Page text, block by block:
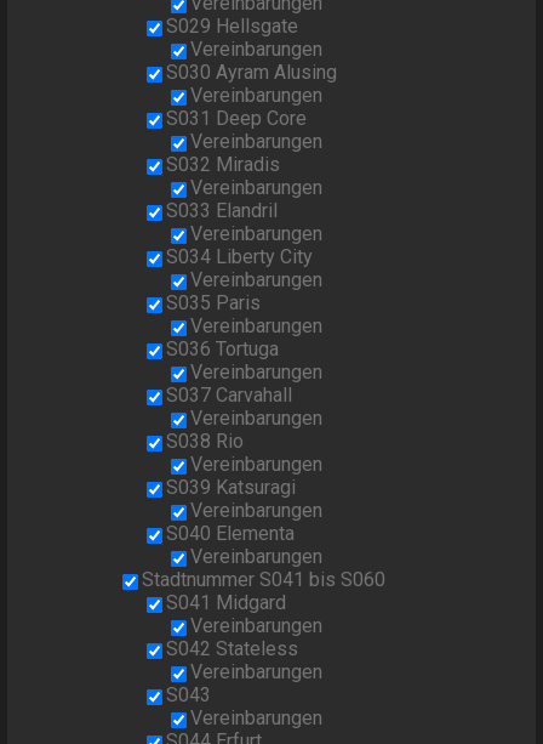
S029 Hellsgate
Vereinbarungen
S030 Ayram Alusing
Vereinbarungen
S031 Deep Core
Vereinbarungen
S032 Miradis
Vereinbarungen
S033 Elandril
Vereinbarungen
S034 Liberty City
Vereinbarungen
S035 Paris
Vereinbarungen
S036 Tortuga
Vereinbarungen
S037 Carvahall
Vereinbarungen
S038 Rio
Vereinbarungen
S039 Katsuragi
Vereinbarungen
S040 Elementa
Vereinbarungen
Stadtnummer S041 bis S060
S041 Midgard
Vereinbarungen
S042 Stateless
Vereinbarungen
S043
Vereinbarungen